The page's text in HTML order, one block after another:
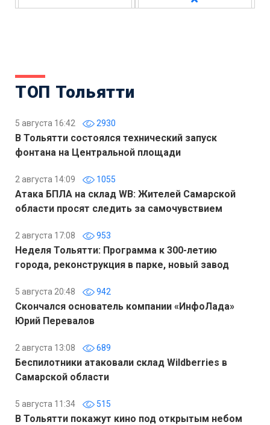
ТОП Тольятти
5 августа 16:42 2930
В Тольятти состоялся технический запуск
фонтана на Центральной площади
2 августа 14:09 1055
Атака БПЛА на склад WB: Жителей Самарской
области просят следить за самочувствием
2 августа 17:08 953
Неделя Тольятти: Программа к 300-летию
города, реконструкция в парке, новый завод
5 августа 20:48 942
Скончался основатель компании «ИнфоЛада»
Юрий Перевалов
2 августа 13:08 689
Беспилотники атаковали склад Wildberries в
Самарской области
5 августа 11:34 515
В Тольятти покажут кино под открытым небом